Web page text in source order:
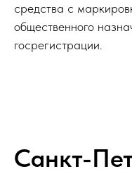
средства с
общественного
госрегистрации.
Санкт-